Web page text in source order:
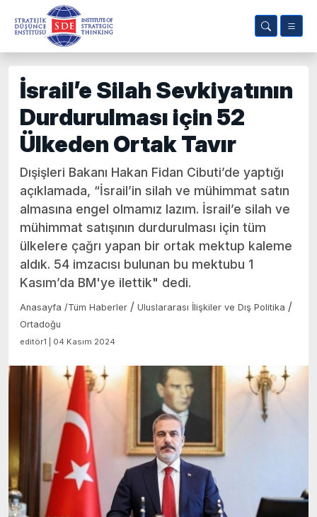
İsrail’e Silah Sevkiyatının
Durdurulması için 52
Ülkeden Ortak Tavır
Dışişleri Bakanı Hakan Fidan Cibuti’de yaptığı
açıklamada, “İsrail’in silah ve mühimmat satın
almasına engel olmamız lazım. İsrail’e silah ve
mühimmat satışının durdurulması için tüm
ülkelere çağrı yapan bir ortak mektup kaleme
aldık. 54 imzacısı bulunan bu mektubu 1
Kasım’da BM'ye ilettik" dedi.
Anasayfa /Tüm Haberler / Uluslararası İlişkiler ve Dış Politika /
Ortadoğu
editör1 | 04 Kasım 2024